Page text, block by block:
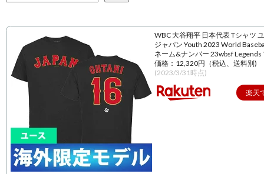
WBC 大谷翔平 日本代表 Tシャツ
ジャパン Youth 2023 World
ネーム&ナンバー 23wbsf Legends
価格：12,320円（税込、送料別)
(2023/3/31時点)
楽天